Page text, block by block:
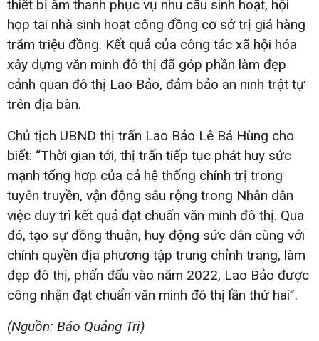
thiết bị âm thanh phục vụ nhu cầu sinh hoạt, hội
họp tại nhà sinh hoạt cộng đồng cơ sở trị giá hàng
trăm triệu đồng. Kết quả của công tác xã hội hóa
xây dựng văn minh đô thị đã góp phần làm đẹp
cảnh quan đô thị Lao Bảo, đảm bảo an ninh trật tự
trên địa bàn.
Chủ tịch UBND thị trấn Lao Bảo Lê Bá Hùng cho
biết: “Thời gian tới, thị trấn tiếp tục phát huy sức
mạnh tổng hợp của cả hệ thống chính trị trong
tuyên truyền, vận động sâu rộng trong Nhân dân
việc duy trì kết quả đạt chuẩn văn minh đô thị. Qua
đó, tạo sự đồng thuận, huy động sức dân cùng với
chính quyền địa phương tập trung chỉnh trang, làm
đẹp đô thị, phấn đấu vào năm 2022, Lao Bảo được
công nhận đạt chuẩn văn minh đô thị lần thứ hai”.
(Nguồn: Báo Quảng Trị)